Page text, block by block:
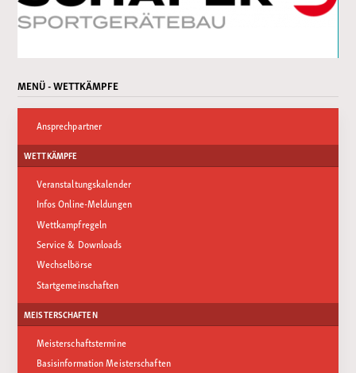
MENÜ - WETTKÄMPFE
Ansprechpartner
WETTKÄMPFE
Veranstaltungskalender
Infos Online-Meldungen
Wettkampfregeln
Service & Downloads
Wechselbörse
Startgemeinschaften
MEISTERSCHAFTEN
Meisterschaftstermine
Basisinformation Meisterschaften